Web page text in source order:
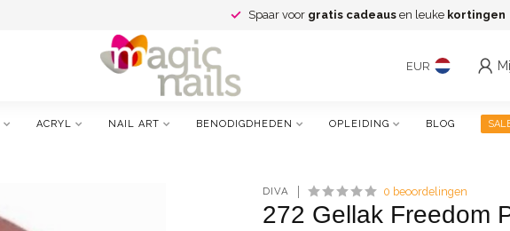
Spaar voor gratis cadeaus en leuke kortingen
EUR
ACRYL NAIL ART BENODIGDHEDEN OPLEIDING BLOG
DIVA 0 beoordelingen
272 Gellak Freedom